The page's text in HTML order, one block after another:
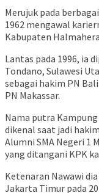
Merujuk pada
1962 mengawal
Kabupaten
Lantas pada 1996, ia
Tondano, Sulawesi
sebagai hakim PN
PN Makassar.
Nama putra
dikenal saat jadi
Alumni SMA Negeri 1
yang ditangani KPK
Ketenaran Nawawi
Jakarta Timur pada